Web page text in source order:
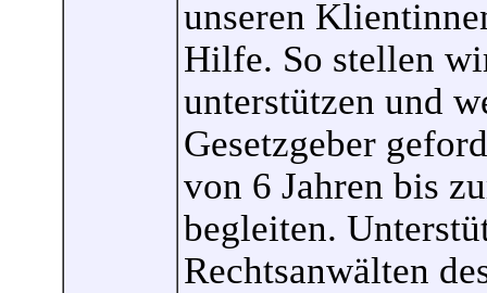
unseren
Hilfe. So stellen
unterstützen und
Gesetzgeber
von 6 Jahren bis
begleiten.
Rechtsanwälten